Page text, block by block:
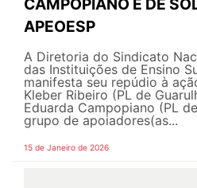
APEOESP
A Diretoria do Sindicato
das Instituições de Ensino
manifesta seu repúdio à
Kleber Ribeiro (PL de
Eduarda Campopiano (PL
grupo de apoiadores(as...
15 de Janeiro de 2026